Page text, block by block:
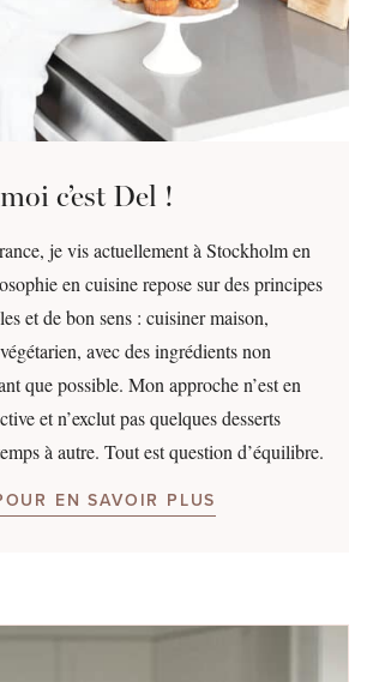
c’est Del !
je vis actuellement à Stockholm en
en cuisine repose sur des principes
et de bon sens : cuisiner maison,
avec des ingrédients non
que possible. Mon approche n’est en
et n’exclut pas quelques desserts
à autre. Tout est question d’équilibre.
EN SAVOIR PLUS